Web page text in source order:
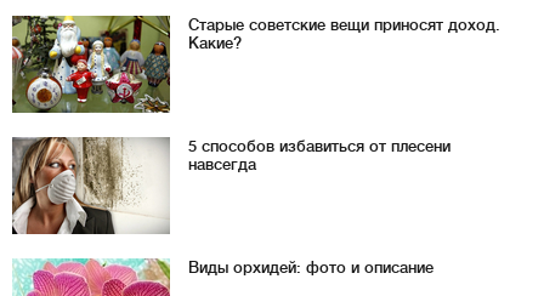
Старые советские вещи приносят доход.
Какие?
5 способов избавиться от плесени
навсегда
Виды орхидей: фото и описание